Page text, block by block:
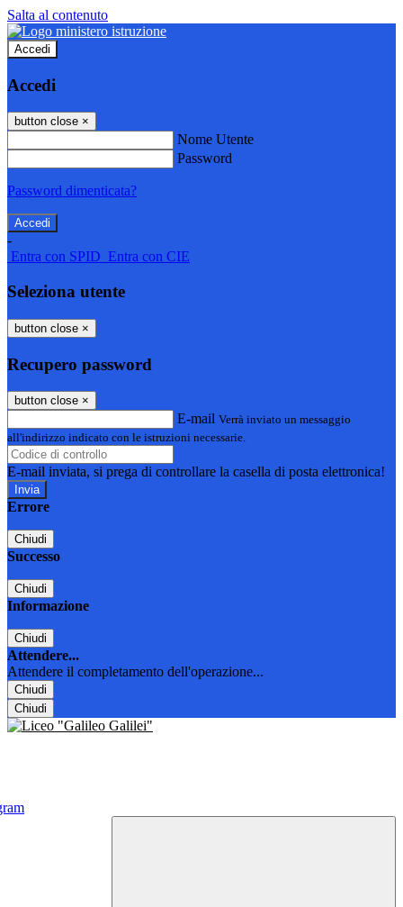
Salta al contenuto
Accedi
Accedi
button close ×
Nome Utente
Password
Password dimenticata?
-
Entra con SPID Entra con CIE
Seleziona utente
button close ×
Recupero password
button close ×
E-mail Verrà inviato un messaggio
all'indirizzo indicato con le istruzioni necessarie.
E-mail inviata, si prega di controllare la casella di posta elettronica!
Errore
Chiudi
Successo
Chiudi
Informazione
Chiudi
Attendere...
Attendere il completamento dell'operazione...
Chiudi
Chiudi